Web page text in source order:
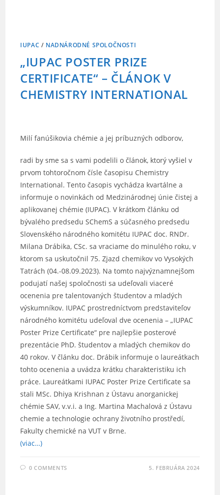
IUPAC / NADNÁRODNÉ SPOLOČNOSTI
„IUPAC POSTER PRIZE
CERTIFICATE“ – ČLÁNOK V
CHEMISTRY INTERNATIONAL
Milí fanúšikovia chémie a jej príbuzných odborov,
radi by sme sa s vami podelili o článok, ktorý vyšiel v
prvom tohtoročnom čísle časopisu Chemistry
International. Tento časopis vychádza kvartálne a
informuje o novinkách od Medzinárodnej únie čistej a
aplikovanej chémie (IUPAC). V krátkom článku od
bývalého predsedu SChemS a súčasného predsedu
Slovenského národného komitétu IUPAC doc. RNDr.
Milana Drábika, CSc. sa vraciame do minulého roku, v
ktorom sa uskutočnil 75. Zjazd chemikov vo Vysokých
Tatrách (04.-08.09.2023). Na tomto najvýznamnejšom
podujatí našej spoločnosti sa udeľovali viaceré
ocenenia pre talentovaných študentov a mladých
výskumníkov. IUPAC prostredníctvom predstaviteľov
národného komitétu udeľoval dve ocenenia – „IUPAC
Poster Prize Certificate“ pre najlepšie posterové
prezentácie PhD. študentov a mladých chemikov do
40 rokov. V článku doc. Drábik informuje o laureátkach
tohto ocenenia a uvádza krátku charakteristiku ich
práce. Laureátkami IUPAC Poster Prize Certificate sa
stali MSc. Dhiya Krishnan z Ústavu anorganickej
chémie SAV, v.v.i. a Ing. Martina Machalová z Ústavu
chemie a technologie ochrany životního prostředí,
Fakulty chemické na VUT v Brne.
(viac…)
0 COMMENTS 5. FEBRUÁRA 2024